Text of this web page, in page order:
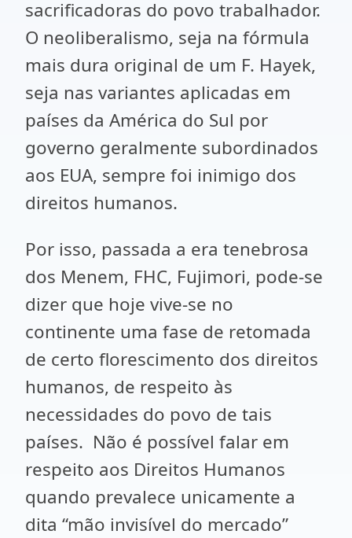
sacrificadoras do povo trabalhador.
O neoliberalismo, seja na fórmula
mais dura original de um F. Hayek,
seja nas variantes aplicadas em
países da América do Sul por
governo geralmente subordinados
aos EUA, sempre foi inimigo dos
direitos humanos.
Por isso, passada a era tenebrosa
dos Menem, FHC, Fujimori, pode-se
dizer que hoje vive-se no
continente uma fase de retomada
de certo florescimento dos direitos
humanos, de respeito às
necessidades do povo de tais
países. Não é possível falar em
respeito aos Direitos Humanos
quando prevalece unicamente a
dita “mão invisível do mercado”